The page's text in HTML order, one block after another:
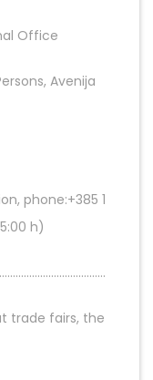
Office
Avenija
phone:+385 1
h)
trade fairs, the